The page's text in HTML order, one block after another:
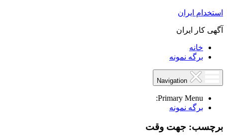
استخدام ایران
آگهی کار ایران
خانه
برگه نمونه
Primary Menu:
برگه نمونه
برچسب: جهت وقت